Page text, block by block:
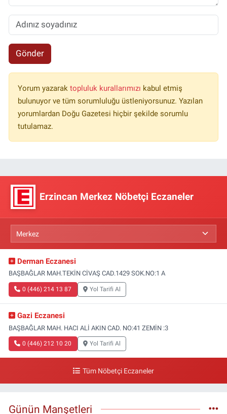
Gönder
Yorum yazarak topluluk kurallarımızı kabul etmiş
bulunuyor ve tüm sorumluluğu üstleniyorsunuz. Yazılan
yorumlardan Doğu Gazetesi hiçbir şekilde sorumlu
tutulamaz.
Erzincan Merkez Nöbetçi Eczaneler
Derman Eczanesi
BAŞBAĞLAR MAH.TEKİN CİVAŞ CAD.1429 SOK.NO:1 A
0 (446) 214 13 87 Yol Tarifi Al
Gazi Eczanesi
BAŞBAĞLAR MAH. HACI ALİ AKIN CAD. NO:41 ZEMİN :3
0 (446) 212 10 20 Yol Tarifi Al
Tüm Nöbetçi Eczaneler
Günün Manşetleri